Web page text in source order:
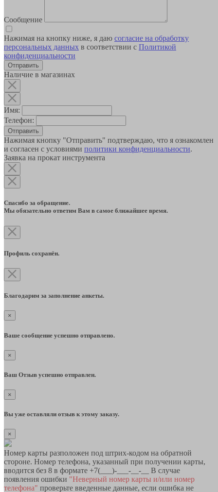
Сообщение
Нажимая на кнопку ниже, я даю согласие на обработку
персональных данных в соответствии с Политикой
конфиденциальности
Наличие в магазинах
Имя:
Телефон:
Отправить
Нажимая кнопку "Отправить" подтверждаю, что я ознакомлен
и согласен с условиями политики конфиденциальности.
Заявка на прокат инструмента
Спасибо за обращение.
Мы обязательно ответим Вам в самое ближайшее время.
Профиль сохранён.
Благодарим за заполнение анкеты.
×
Ваше сообщение успешно отправлено.
×
Ваш Отзыв успешно отправлен.
×
Вы уже оставляли отзыв к этому заказу.
×
Номер карты разположен под штрих-кодом на обратной
стороне. Номер телефона, указанный при получении карты,
вводится без 8 в формате +7(___)-___-__-__ В случае
появления ошибки "Неверный номер карты и/или номер
телефона" проверьте введенные данные, если ошибка не